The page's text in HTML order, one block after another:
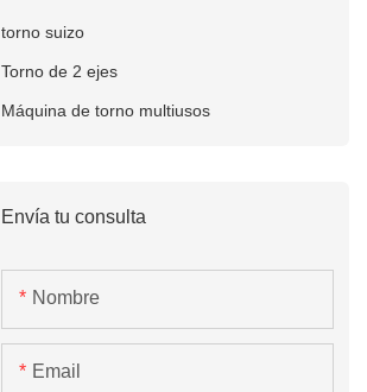
torno suizo
Torno de 2 ejes
Máquina de torno multiusos
Envía tu consulta
Nombre
Email